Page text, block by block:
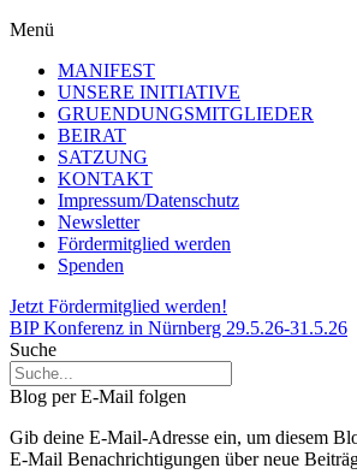
Menü
MANIFEST
UNSERE INITIATIVE
GRUENDUNGSMITGLIEDER
BEIRAT
SATZUNG
KONTAKT
Impressum/Datenschutz
Newsletter
Fördermitglied werden
Spenden
Jetzt Fördermitglied werden!
BIP Konferenz in Nürnberg 29.5.26-31.5.26
Suche
Blog per E-Mail folgen
Gib deine E-Mail-Adresse ein, um diesem
E-Mail Benachrichtigungen über neue